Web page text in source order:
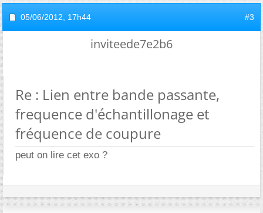
05/06/2012, 17h44 #3
inviteede7e2b6
Re : Lien entre bande passante,
frequence d'échantillonage et
fréquence de coupure
peut on lire cet exo ?